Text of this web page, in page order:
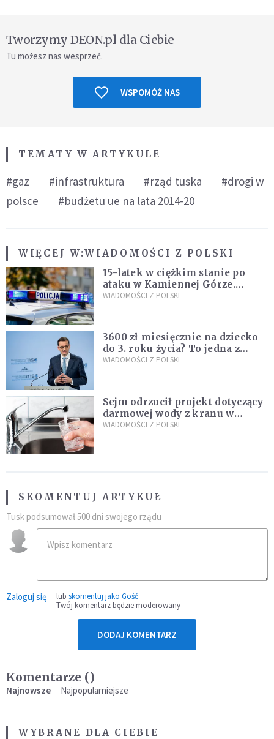
Tworzymy DEON.pl dla Ciebie
Tu możesz nas wesprzeć.
WSPOMÓŻ NAS
TEMATY W ARTYKULE
#gaz #infrastruktura #rząd tuska
#drogi w
polsce
#budżetu ue na lata 2014-20
WIĘCEJ W:WIADOMOŚCI Z POLSKI
15-latek w ciężkim stanie po
ataku w Kamiennej Górze.
Policja zatrzymała dwóch
WIADOMOŚCI Z POLSKI
3600 zł miesięcznie na dziecko
do 3. roku życia? To jedna z
propozycji programu "Rozwój
WIADOMOŚCI Z POLSKI
Sejm odrzucił projekt dotyczący
darmowej wody z kranu w
restauracjach
WIADOMOŚCI Z POLSKI
SKOMENTUJ ARTYKUŁ
Tusk podsumował 500 dni swojego rządu
Zaloguj się lub skomentuj jako Gość
Twój komentarz będzie moderowany
DODAJ KOMENTARZ
Komentarze ()
Najnowsze Najpopularniejsze
WYBRANE DLA CIEBIE